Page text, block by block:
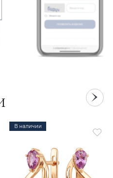
В наличии